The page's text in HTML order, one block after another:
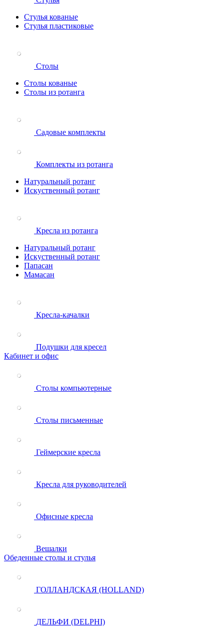
Стулья кованые
Стулья пластиковые
Столы
Столы кованые
Столы из ротанга
Садовые комплекты
Комплекты из ротанга
Натуральный ротанг
Искуственный ротанг
Кресла из ротанга
Натуральный ротанг
Искуственный ротанг
Папасан
Мамасан
Кресла-качалки
Подушки для кресел
Кабинет и офис
Столы компьютерные
Столы письменные
Геймерские кресла
Кресла для руководителей
Офисные кресла
Вешалки
Обеденные столы и стулья
ГОЛЛАНДСКАЯ (HOLLAND)
ДЕЛЬФИ (DELPHI)